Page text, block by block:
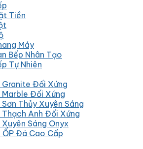
Tiền
Máy
Bếp Nhân Tạo
Tự Nhiên
Granite Đối Xứng
Marble Đối Xứng
Thủy Xuyên Sáng
Anh Đối Xứng
Sáng Onyx
ỐP Đá Cao Cấp